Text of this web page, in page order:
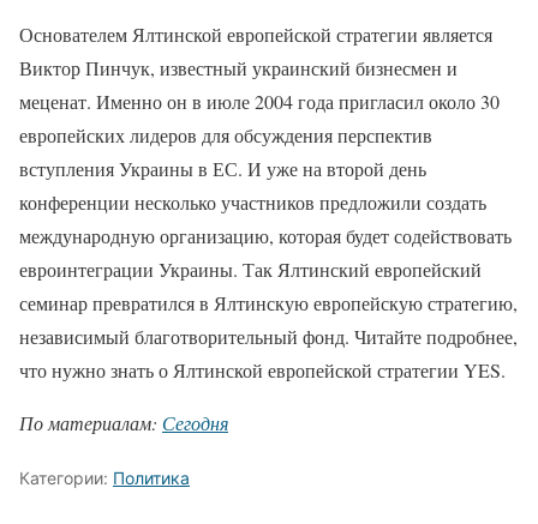
Основателем Ялтинской европейской стратегии является
Виктор Пинчук, известный украинский бизнесмен и
меценат. Именно он в июле 2004 года пригласил около 30
европейских лидеров для обсуждения перспектив
вступления Украины в ЕС. И уже на второй день
конференции несколько участников предложили создать
международную организацию, которая будет содействовать
евроинтеграции Украины. Так Ялтинский европейский
семинар превратился в Ялтинскую европейскую стратегию,
независимый благотворительный фонд. Читайте подробнее,
что нужно знать о Ялтинской европейской стратегии YES.
По материалам: Сегодня
Категории: Политика